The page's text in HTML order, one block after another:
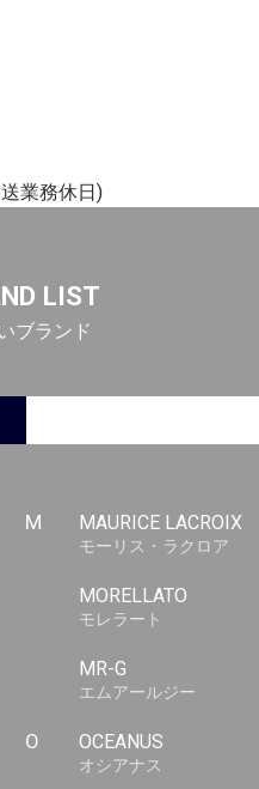
業務休日)
LIST
ブランド
M MAURICE LACROIX
モーリス・ラクロア
MORELLATO
モレラート
MR-G
エムアールジー
O OCEANUS
オシアナス